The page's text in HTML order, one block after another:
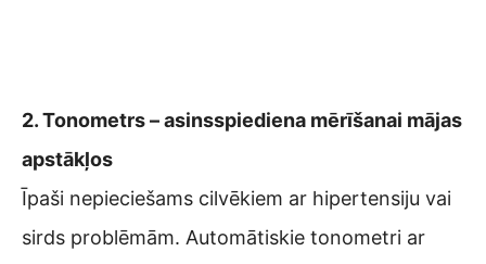
2. Tonometrs – asinsspiediena mērīšanai mājas
apstākļos
Īpaši nepieciešams cilvēkiem ar hipertensiju vai
sirds problēmām. Automātiskie tonometri ar